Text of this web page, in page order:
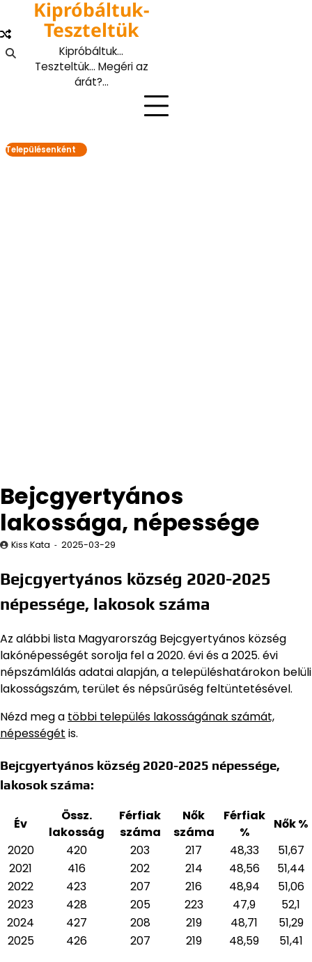
content
Kipróbáltuk-
Teszteltük
Kipróbáltuk…
Teszteltük… Megéri az
árát?…
Településenként
Bejcgyertyános
lakossága, népessége
Kiss Kata 2025-03-29
Bejcgyertyános község 2020-2025
népessége, lakosok száma
Az alábbi lista Magyarország Bejcgyertyános község
lakónépességét sorolja fel a 2020. évi és a 2025. évi
népszámlálás adatai alapján,a településhatárokon belüli
lakosságszám, terület és népsűrűség feltüntetésével.
Nézd meg a többi település lakosságának számát,
népességét is.
Bejcgyertyános község 2020-2025 népessége,
lakosok száma:
Év
Össz.
lakosság
Férfiak
száma
Nők
száma
Férfiak
%
Nők %
2020
420 203 217 48,33
51,67
2021
416 202 214 48,56
51,44
2022
423 207 216 48,94
51,06
2023
428 205 223 47,9
52,1
2024
427 208 219 48,71
51,29
2025
426 207 219 48,59 51,41